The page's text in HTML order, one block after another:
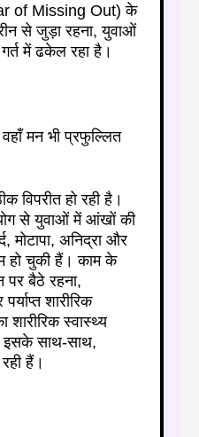
of Missing Out) के
से जुड़ा रहना, युवाओं
गर्त में ढकेल रहा है।
मन भी प्रफुल्लित
विपरीत हो रही है।
से युवाओं में आंखों की
मोटापा, अनिद्रा और
हो चुकी हैं। काम के
पर बैठे रहना,
शारीरिक
शारीरिक स्वास्थ्य
इसके साथ-साथ,
हैं।